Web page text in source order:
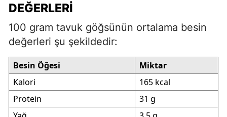
DEĞERLERI
100 gram tavuk göğsünün ortalama besin
değerleri şu şekildedir:
Besin Öğesi
Miktar
Kalori
165 kcal
Protein
31 g